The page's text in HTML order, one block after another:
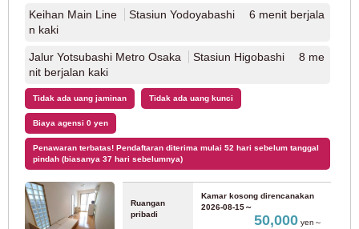
Keihan Main Line
Stasiun Yodoyabashi 6 menit berjala
n kaki
Jalur Yotsubashi Metro Osaka
Stasiun Higobashi 8 me
nit berjalan kaki
Tidak ada uang jaminan Tidak ada uang kunci
Biaya agensi 0 yen
Penawaran terbatas! Pendaftaran diterima mulai 52 hari sebelum tanggal
pindah (biasanya 37 hari sebelumnya)
Ruangan
pribadi
Kamar kosong direncanakan
2026-08-15～
50,000yen～
Jalur Tokyu Toyoko
Jalur Tokyu Denentoshi
Jalur Tokyu Oimachi
Jalur Tokyu Setagaya (58)
Jalur Tokyu Ikegami (34)